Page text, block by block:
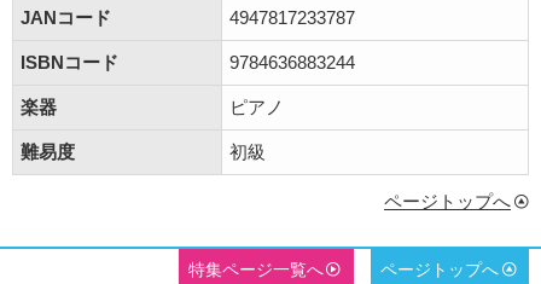
JANコード 4947817233787
ISBNコード 9784636883244
楽器 ピアノ
難易度 初級
ページトップへ
特集ページ一覧へ ページトップへ